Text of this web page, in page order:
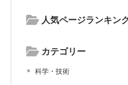
人気ページランキン
カテゴリー
科学・技術